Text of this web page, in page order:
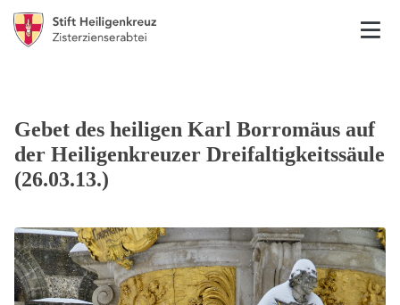
Gebet des heiligen Karl Borromäus auf
der Heiligenkreuzer Dreifaltigkeitssäule
(26.03.13.)